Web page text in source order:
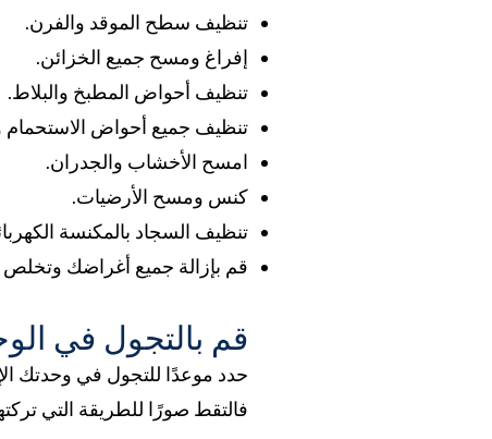
تنظيف سطح الموقد والفرن.
إفراغ ومسح جميع الخزائن.
تنظيف أحواض المطبخ والبلاط.
تنظيف جميع أحواض الاستحمام
امسح الأخشاب والجدران.
كنس ومسح الأرضيات.
تنظيف السجاد بالمكنسة
قم بإزالة جميع أغراضك
قم بالتجول في
حدد موعدًا للتجول في وحدتك
فالتقط صورًا للطريقة التي